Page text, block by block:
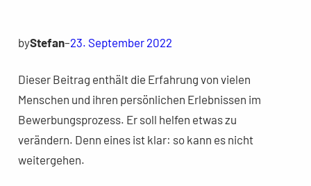
byStefan–23. September 2022
Dieser Beitrag enthält die Erfahrung von vielen
Menschen und ihren persönlichen Erlebnissen im
Bewerbungsprozess. Er soll helfen etwas zu
verändern. Denn eines ist klar: so kann es nicht
weitergehen.